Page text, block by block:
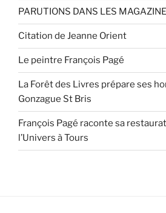
PARUTIONS DANS LES
Citation de Jeanne Orient
Le peintre François Pagé
La Forêt des Livres prépare ses
Gonzague St Bris
François Pagé raconte sa
l’Univers à Tours